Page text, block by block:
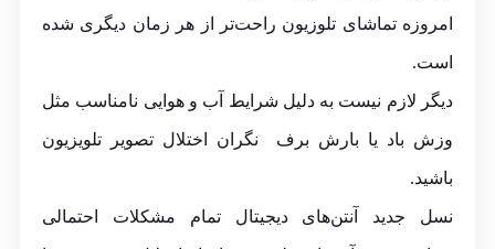
امروزه تماشای تلوزیون راحت‌تر از هر زمان دیگری شده
است.
دیگر لازم نیست به دلیل شرایط آب و هوایی نامناسب مثل
وزش باد یا بارش برف نگران اختلال تصویر تلویزیون
باشید.
نسل جدید آنتن‌های دیجیتال تمام مشکلات احتمالی